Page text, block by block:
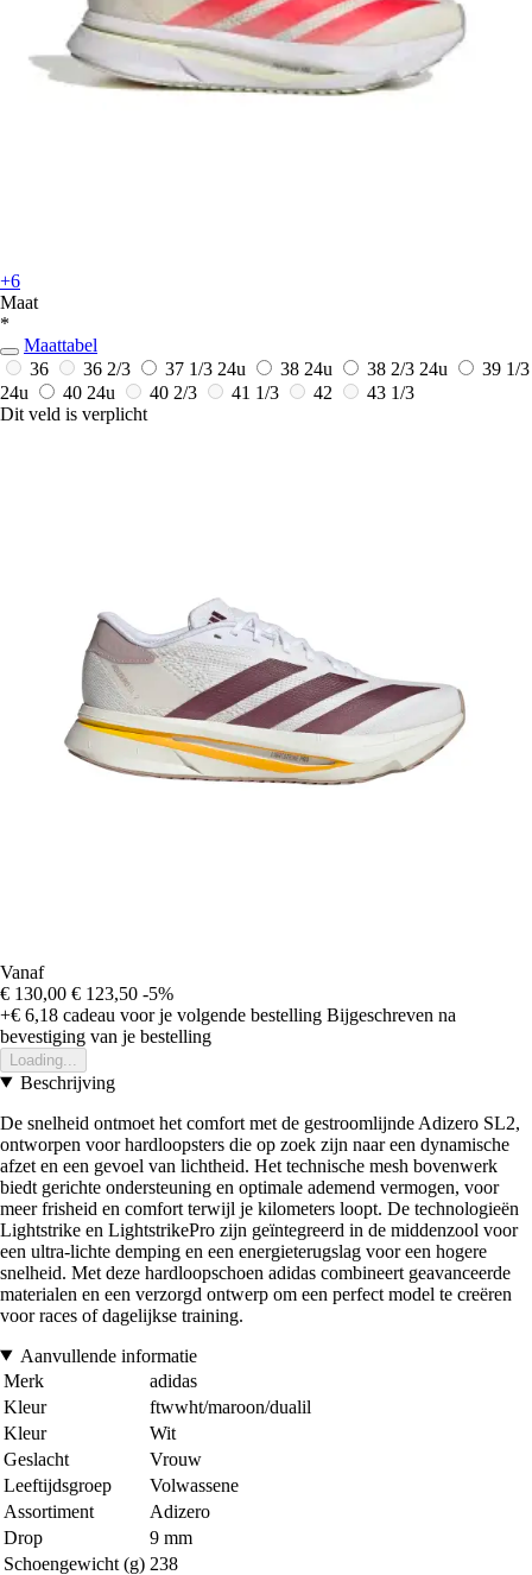
+6
Maat
*
Maattabel
36
36 2/3 37 1/3 24u 38 24u 38 2/3 24u
39 1/3
24u
40 24u 40 2/3 41 1/3 42
43 1/3
Dit veld is verplicht
Vanaf
€ 130,00 € 123,50 -5%
+€ 6,18 cadeau voor je volgende bestelling Bijgeschreven na
bevestiging van je bestelling
Loading...
Beschrijving
De snelheid ontmoet het comfort met de gestroomlijnde Adizero SL2,
ontworpen voor hardloopsters die op zoek zijn naar een dynamische
afzet en een gevoel van lichtheid. Het technische mesh bovenwerk
biedt gerichte ondersteuning en optimale ademend vermogen, voor
meer frisheid en comfort terwijl je kilometers loopt. De technologieën
Lightstrike en LightstrikePro zijn geïntegreerd in de middenzool voor
een ultra-lichte demping en een energieterugslag voor een hogere
snelheid. Met deze hardloopschoen adidas combineert geavanceerde
materialen en een verzorgd ontwerp om een perfect model te creëren
voor races of dagelijkse training.
Aanvullende informatie
Merk
adidas
Kleur
ftwwht/maroon/dualil
Kleur
Wit
Geslacht
Vrouw
Leeftijdsgroep
Volwassene
Assortiment
Adizero
Drop
9 mm
Schoengewicht (g) 238